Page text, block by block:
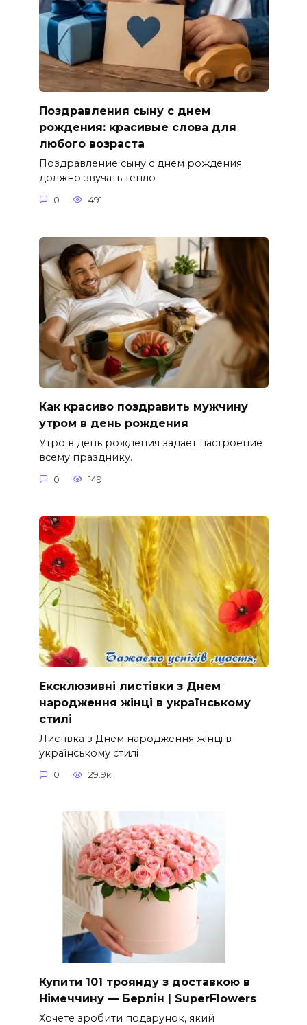
Поздравления сыну с днем
рождения: красивые слова для
любого возраста
Поздравление сыну с днем рождения
должно звучать тепло
0 491
Как красиво поздравить мужчину
утром в день рождения
Утро в день рождения задает настроение
всему празднику.
0 149
Ексклюзивні листівки з Днем
народження жінці в українському
стилі
Листівка з Днем народження жінці в
українському стилі
0 29.9к.
Купити 101 троянду з доставкою в
Німеччину — Берлін | SuperFlowers
Хочете зробити подарунок, який